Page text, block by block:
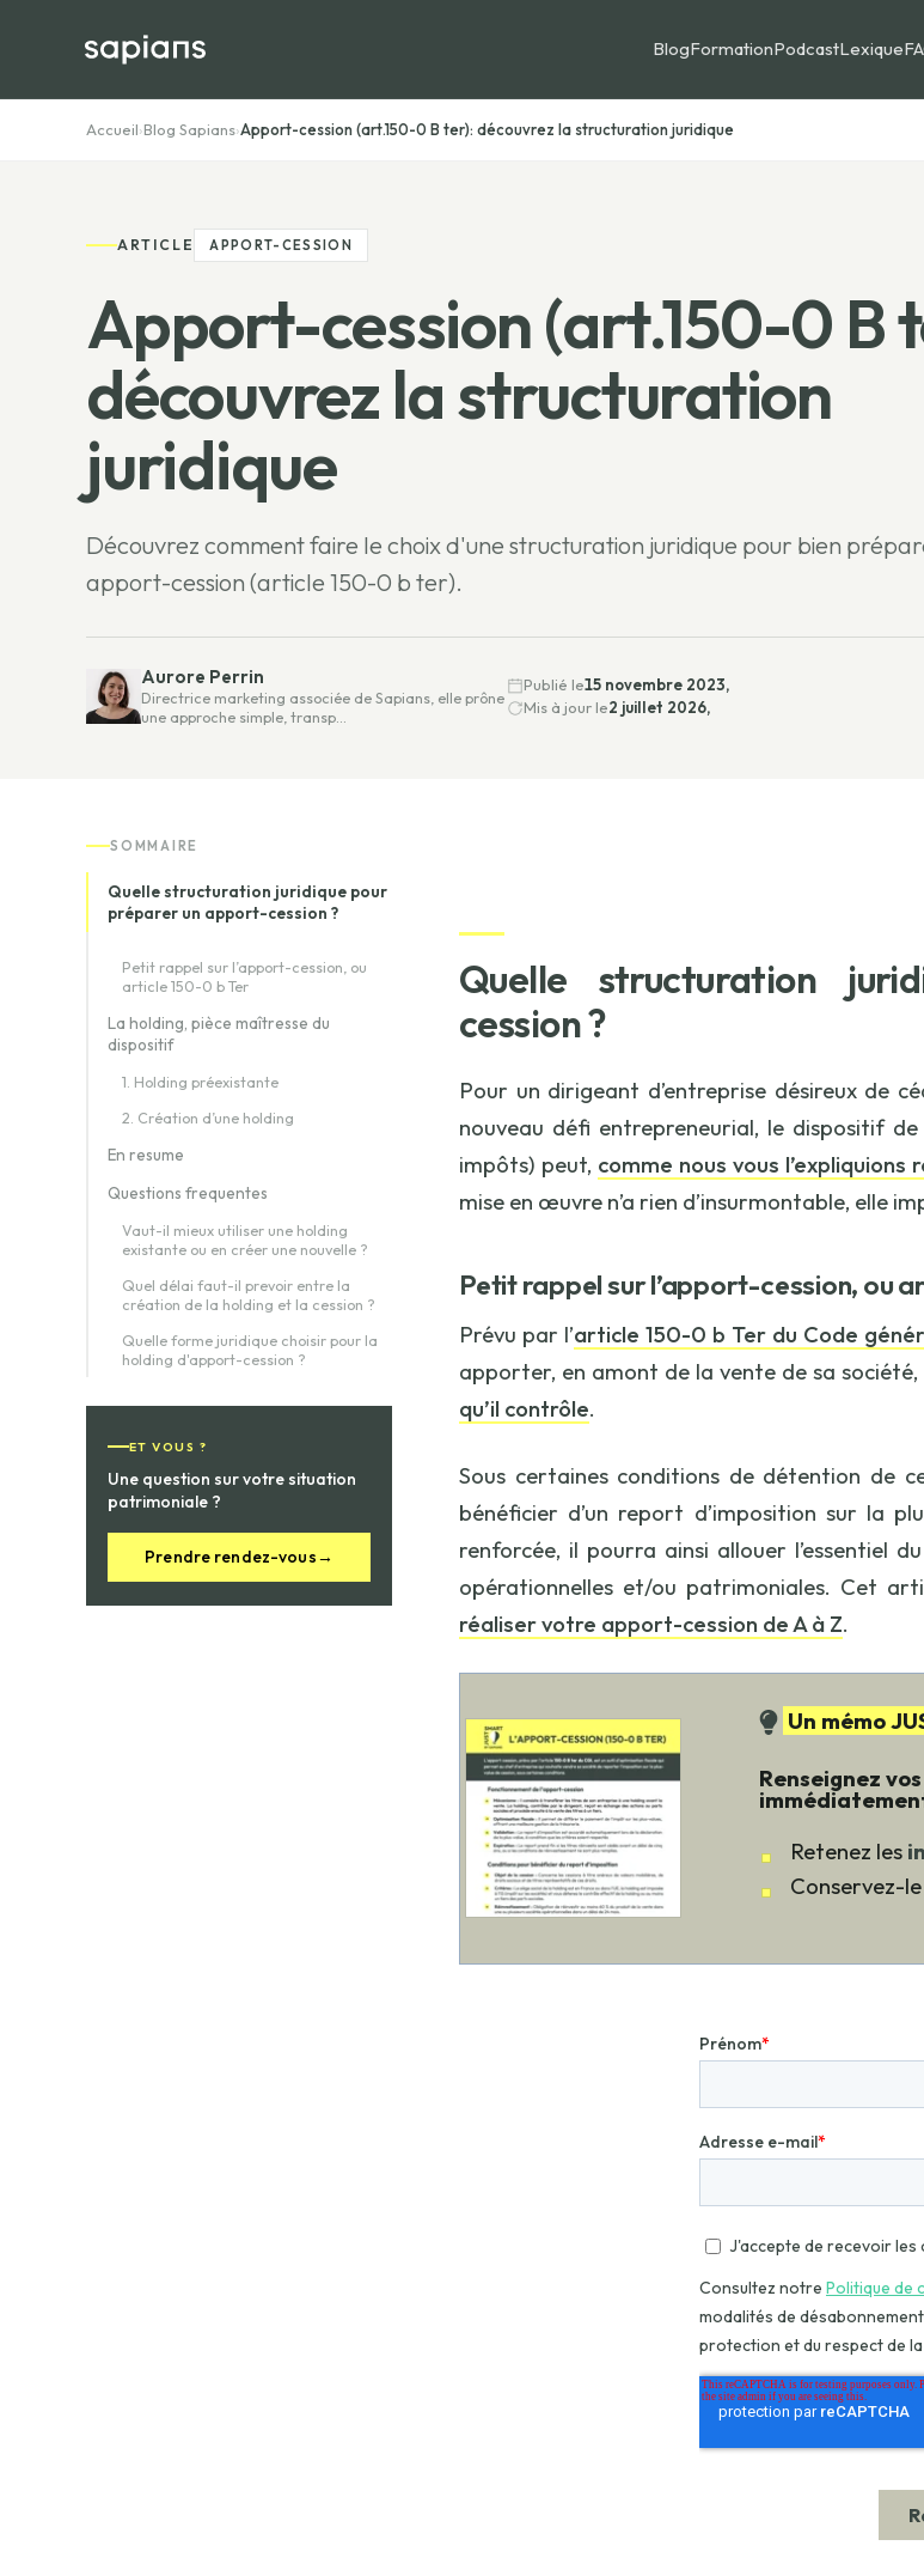
BlogFormationPodcastLexique
Accueil›Blog Sapians›Apport-cession (art.150-0 B ter): découvrez la structuration juridique
ARTICLE APPORT-CESSION
Apport-cession (art.150-0 B
découvrez la structuration
juridique
Découvrez comment faire le choix d'une structuration juridique pour bien
apport-cession (article 150-0 b ter).
Aurore Perrin
Directrice marketing associée de Sapians, elle prône
une approche simple, transp…
Publié le15 novembre 2023,
Mis à jour le2 juillet 2026,
SOMMAIRE
Quelle structuration juridique pour
préparer un apport-cession ?
Petit rappel sur l’apport-cession, ou
article 150-0 b Ter
La holding, pièce maîtresse du
dispositif
1. Holding préexistante
2. Création d’une holding
En resume
Questions frequentes
Vaut-il mieux utiliser une holding
existante ou en créer une nouvelle ?
Quel délai faut-il prevoir entre la
création de la holding et la cession ?
Quelle forme juridique choisir pour la
holding d'apport-cession ?
ET VOUS ?
Une question sur votre situation
patrimoniale ?
Prendre rendez-vous→
Quelle structuration
cession ?
Pour un dirigeant d’entreprise désireux de
nouveau défi entrepreneurial, le dispositif
impôts) peut, comme nous vous l’expliquions
mise en œuvre n’a rien d’insurmontable, elle
Petit rappel sur l’apport-cession, ou
Prévu par l’article 150-0 b Ter du Code
apporter, en amont de la vente de sa
qu’il contrôle.
Sous certaines conditions de détention de
bénéficier d’un report d’imposition sur la
renforcée, il pourra ainsi allouer l’essentiel
opérationnelles et/ou patrimoniales. Cet
réaliser votre apport-cession de A à Z.
Un mémo
Renseignez
Retenez les
Conservez-